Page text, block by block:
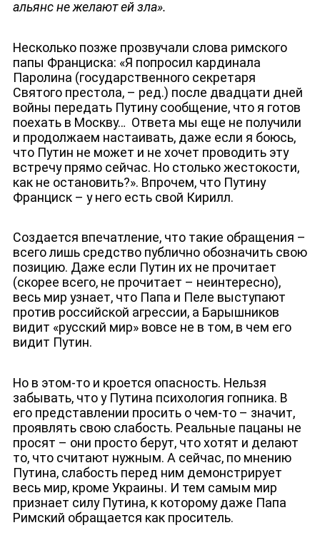
ЮТУБ-КАНАЛ
альянс не желают ей зла».
Несколько позже прозвучали слова римского
папы Франциска: «Я попросил кардинала
Паролина (государственного секретаря
Святого престола, – ред.) после двадцати дней
войны передать Путину сообщение, что я готов
поехать в Москву… Ответа мы еще не получили
и продолжаем настаивать, даже если я боюсь,
что Путин не может и не хочет проводить эту
встречу прямо сейчас. Но столько жестокости,
как не остановить?». Впрочем, что Путину
Франциск – у него есть свой Кирилл.
Создается впечатление, что такие обращения –
всего лишь средство публично обозначить свою
позицию. Даже если Путин их не прочитает
(скорее всего, не прочитает – неинтересно),
весь мир узнает, что Папа и Пеле выступают
против российской агрессии, а Барышников
видит «русский мир» вовсе не в том, в чем его
видит Путин.
Но в этом-то и кроется опасность. Нельзя
забывать, что у Путина психология гопника. В
его представлении просить о чем-то – значит,
проявлять свою слабость. Реальные пацаны не
просят – они просто берут, что хотят и делают
то, что считают нужным. А сейчас, по мнению
Путина, слабость перед ним демонстрирует
весь мир, кроме Украины. И тем самым мир
признает силу Путина, к которому даже Папа
Римский обращается как проситель.